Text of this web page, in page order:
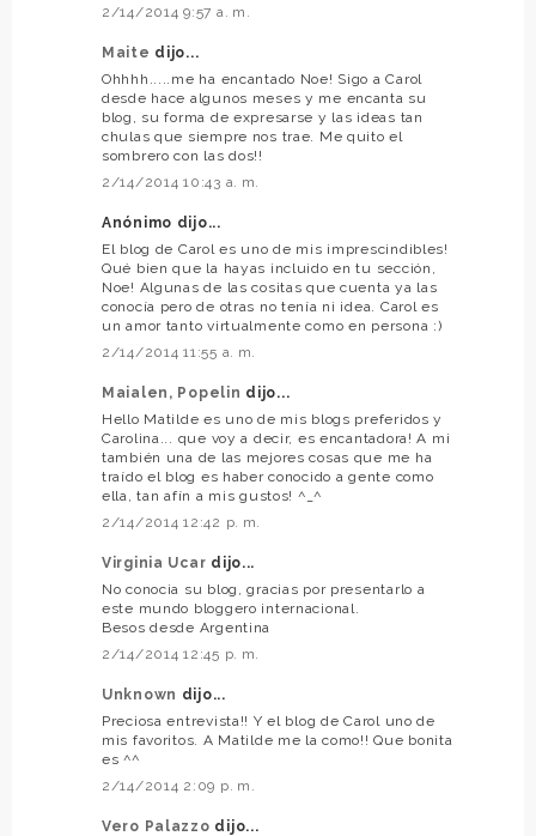
2/14/2014 9:57 a. m.
Maite dijo...
Ohhhh.....me ha encantado Noe! Sigo a Carol
desde hace algunos meses y me encanta su
blog, su forma de expresarse y las ideas tan
chulas que siempre nos trae. Me quito el
sombrero con las dos!!
2/14/2014 10:43 a. m.
Anónimo dijo...
El blog de Carol es uno de mis imprescindibles!
Qué bien que la hayas incluido en tu sección,
Noe! Algunas de las cositas que cuenta ya las
conocía pero de otras no tenía ni idea. Carol es
un amor tanto virtualmente como en persona :)
2/14/2014 11:55 a. m.
Maialen, Popelin dijo...
Hello Matilde es uno de mis blogs preferidos y
Carolina... que voy a decir, es encantadora! A mi
también una de las mejores cosas que me ha
traído el blog es haber conocido a gente como
ella, tan afín a mis gustos! ^_^
2/14/2014 12:42 p. m.
Virginia Ucar dijo...
No conocia su blog, gracias por presentarlo a
este mundo bloggero internacional.
Besos desde Argentina
2/14/2014 12:45 p. m.
Unknown dijo...
Preciosa entrevista!! Y el blog de Carol uno de
mis favoritos. A Matilde me la como!! Que bonita
es ^^
2/14/2014 2:09 p. m.
Vero Palazzo dijo...